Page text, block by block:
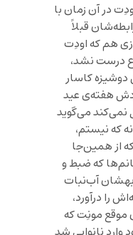
در آن زمان با
قبلاً
هم که اودِت
درست نشد،
دوشیزه کاسار
هفته‌ی عید
نمی‌کند می‌گوید
که نیستم،
از همین‌جا
که ضبط و
بهشان آب‌نبات
را درآورد،
موقع مونِت که